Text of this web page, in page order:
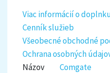
Viac informácií o
Cenník služieb
Všeobecné obchodné
Ochrana osobných
Názov
Comgate